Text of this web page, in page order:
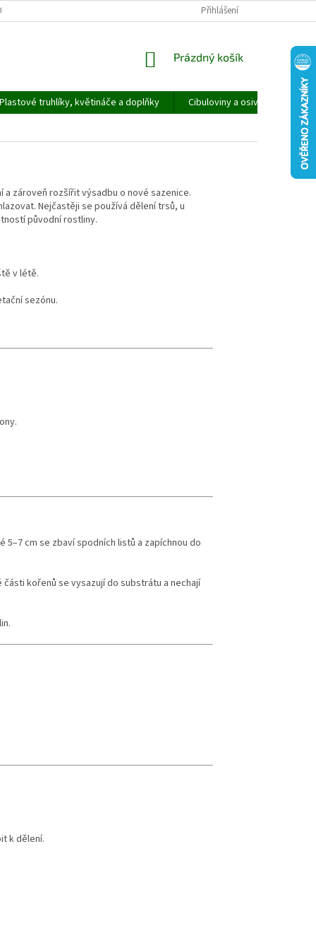
PRO UPLATNĚNÍ REKLAMACE REKLAMAČNÍ ŘÁD
Přihlášení
NÁKUPNÍ
Prázdný košík
Plastové truhlíky, květináče a doplňky Cibuloviny a osivo
zároveň rozšířit výsadbu o nové sazenice.
Nejčastěji se používá dělení trsů, u
původní rostliny.
v létě.
sezónu.
cm se zbaví spodních listů a zapíchnou do
kořenů se vysazují do substrátu a nechají
k dělení.